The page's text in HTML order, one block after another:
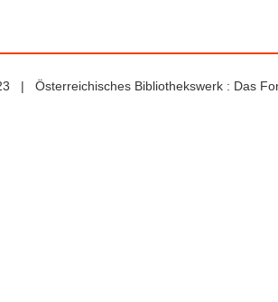
| Österreichisches Bibliothekswerk : Das